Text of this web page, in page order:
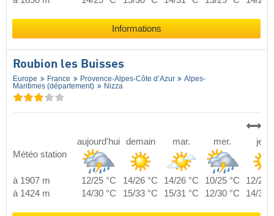
Informations
Roubion les Buisses
Europe France Provence-Alpes-Côte d’Azur
Alpes-
Maritimes (département)
Nizza
Météo station
aujourd'hui demain mar. mer. jeu.
à 1907 m 12/25 °C 14/26 °C 14/26 °C 10/25 °C
12/26
à 1424 m
14/30 °C 15/33 °C 15/31 °C 12/30 °C 14/32